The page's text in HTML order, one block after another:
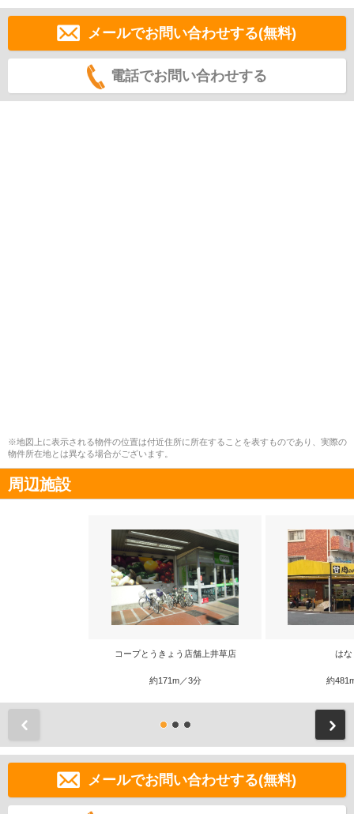
メールでお問い合わせする(無料)
電話でお問い合わせする
※地図上に表示される物件の位置は付近住所に所在することを表すものであり、実際の
物件所在地とは異なる場合がございます。
周辺施設
コープとうきょう店舗上井草店
約171m／3分
はな
約
メールでお問い合わせする(無料)